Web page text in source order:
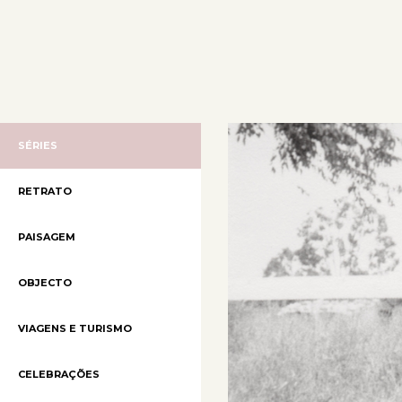
SÉRIES
RETRATO
PAISAGEM
OBJECTO
VIAGENS E TURISMO
CELEBRAÇÕES